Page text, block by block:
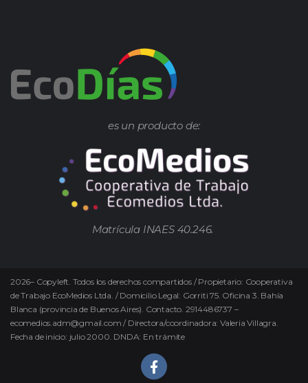
es un producto de:
Matrícula INAES 40.246.
2026– Copyleft. Todos los derechos compartidos / Propietario: Cooperativa
de Trabajo EcoMedios Ltda. / Domicilio Legal: Gorriti 75. Oficina 3. Bahía
Blanca (provincia de Buenos Aires). Contacto. 2914486737 –
ecomedios.adm@gmail.com / Directora/coordinadora: Valeria Villagra.
Fecha de inicio: julio 2000. DNDA: En trámite